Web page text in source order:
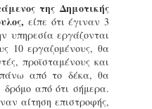
της Δημοτικής
είπε ότι έγιναν 3
υπηρεσία εργάζονται
10 εργαζομένους, θα
προϊσταμένους και
πάνω από το δέκα, θα
δρόμο από ότι σήμερα.
αίτηση επιστροφής,
παρουσία του Δήμου
χώρους.
Η νέα υπηρεσία θα
εκπαιδευμένους
ήδη ολοκληρώσει την
είναι έτοιμοι να